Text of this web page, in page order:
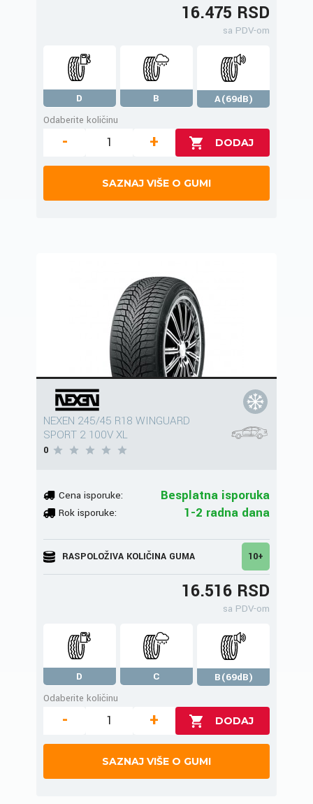
16.475 RSD
sa PDV-om
D B
A(69dB)
Odaberite količinu
- +
SAZNAJ VIŠE O GUMI
NEXEN 245/45 R18 WINGUARD
SPORT 2 100V XL
0
Cena isporuke: Besplatna isporuka
Rok isporuke: 1-2 radna dana
RASPOLOŽIVA KOLIČINA GUMA 10+
16.516 RSD
sa PDV-om
D C
B(69dB)
Odaberite količinu
- +
SAZNAJ VIŠE O GUMI